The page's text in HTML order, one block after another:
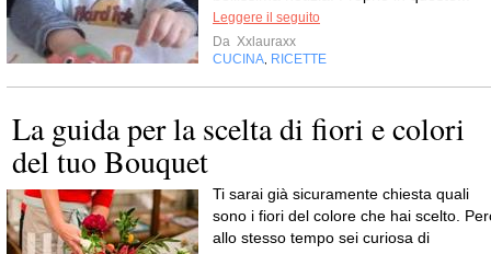
Leggere il seguito
Da Xxlauraxx
CUCINA, RICETTE
La guida per la scelta di fiori e colori
del tuo Bouquet
Ti sarai già sicuramente chiesta quali
sono i fiori del colore che hai scelto.
allo stesso tempo sei curiosa di